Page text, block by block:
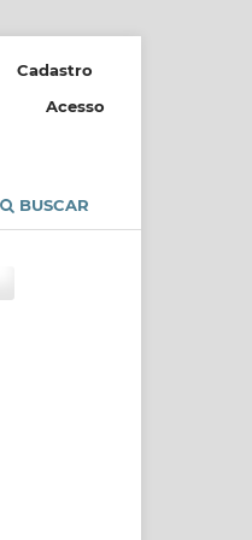
BUSCAR
Cadastro
Acesso